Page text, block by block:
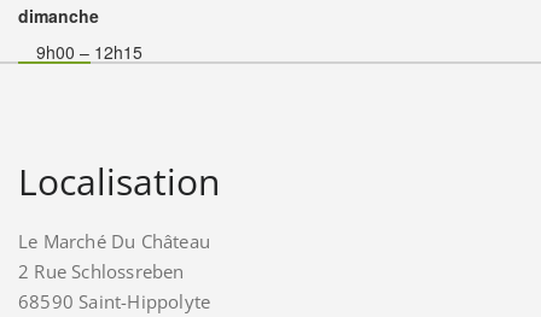
dimanche
9h00 – 12h15
Localisation
Le Marché Du Château
2 Rue Schlossreben
68590 Saint-Hippolyte